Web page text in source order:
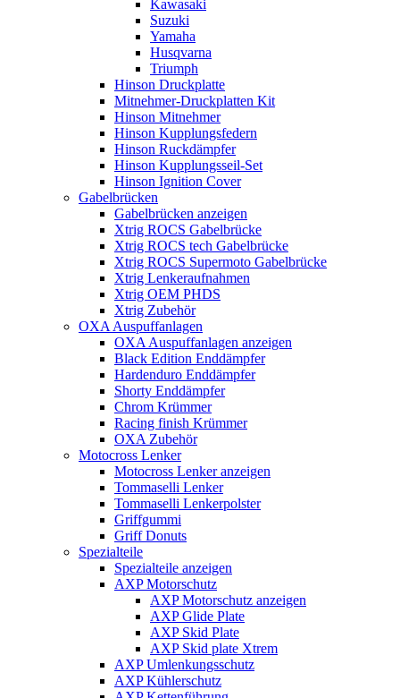
Kawasaki
Suzuki
Yamaha
Husqvarna
Triumph
Hinson Druckplatte
Mitnehmer-Druckplatten Kit
Hinson Mitnehmer
Hinson Kupplungsfedern
Hinson Ruckdämpfer
Hinson Kupplungsseil-Set
Hinson Ignition Cover
Gabelbrücken
Gabelbrücken anzeigen
Xtrig ROCS Gabelbrücke
Xtrig ROCS tech Gabelbrücke
Xtrig ROCS Supermoto Gabelbrücke
Xtrig Lenkeraufnahmen
Xtrig OEM PHDS
Xtrig Zubehör
OXA Auspuffanlagen
OXA Auspuffanlagen anzeigen
Black Edition Enddämpfer
Hardenduro Enddämpfer
Shorty Enddämpfer
Chrom Krümmer
Racing finish Krümmer
OXA Zubehör
Motocross Lenker
Motocross Lenker anzeigen
Tommaselli Lenker
Tommaselli Lenkerpolster
Griffgummi
Griff Donuts
Spezialteile
Spezialteile anzeigen
AXP Motorschutz
AXP Motorschutz anzeigen
AXP Glide Plate
AXP Skid Plate
AXP Skid plate Xtrem
AXP Umlenkungsschutz
AXP Kühlerschutz